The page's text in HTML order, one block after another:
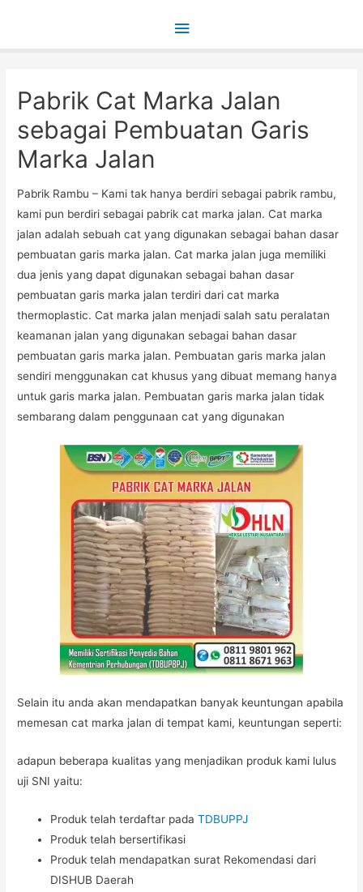
Main
Pabrik Cat Marka Jalan
sebagai Pembuatan Garis
Marka Jalan
Pabrik Rambu – Kami tak hanya berdiri sebagai pabrik rambu,
kami pun berdiri sebagai pabrik cat marka jalan. Cat marka
jalan adalah sebuah cat yang digunakan sebagai bahan dasar
pembuatan garis marka jalan. Cat marka jalan juga memiliki
dua jenis yang dapat digunakan sebagai bahan dasar
pembuatan garis marka jalan terdiri dari cat marka
thermoplastic. Cat marka jalan menjadi salah satu peralatan
keamanan jalan yang digunakan sebagai bahan dasar
pembuatan garis marka jalan. Pembuatan garis marka jalan
sendiri menggunakan cat khusus yang dibuat memang hanya
untuk garis marka jalan. Pembuatan garis marka jalan tidak
sembarang dalam penggunaan cat yang digunakan
Selain itu anda akan mendapatkan banyak keuntungan apabila
memesan cat marka jalan di tempat kami, keuntungan seperti:
adapun beberapa kualitas yang menjadikan produk kami lulus
uji SNI yaitu:
Produk telah terdaftar padaTDBUPPJ
Produk telah bersertifikasi
Produk telah mendapatkan surat Rekomendasi dari
DISHUB Daerah